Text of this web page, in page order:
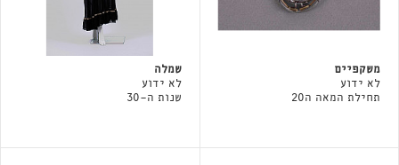
משקפיים
לא ידוע
תחילת המאה ה20
שמלה
לא ידוע
שנות ה-30